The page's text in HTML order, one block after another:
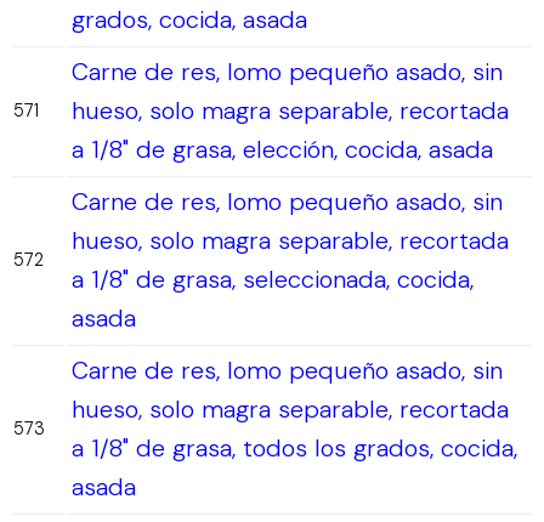
grados, cocida, asada
571
Carne de res, lomo pequeño asado, sin
hueso, solo magra separable, recortada
a 1/8" de grasa, elección, cocida, asada
572
Carne de res, lomo pequeño asado, sin
hueso, solo magra separable, recortada
a 1/8" de grasa, seleccionada, cocida,
asada
573
Carne de res, lomo pequeño asado, sin
hueso, solo magra separable, recortada
a 1/8" de grasa, todos los grados, cocida,
asada